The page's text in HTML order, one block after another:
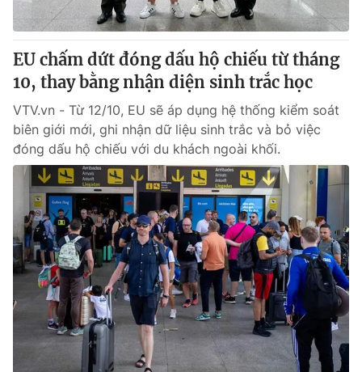
EU chấm dứt đóng dấu hộ chiếu từ tháng
10, thay bằng nhận diện sinh trắc học
VTV.vn - Từ 12/10, EU sẽ áp dụng hệ thống kiểm soát
biên giới mới, ghi nhận dữ liệu sinh trắc và bỏ việc
đóng dấu hộ chiếu với du khách ngoài khối.